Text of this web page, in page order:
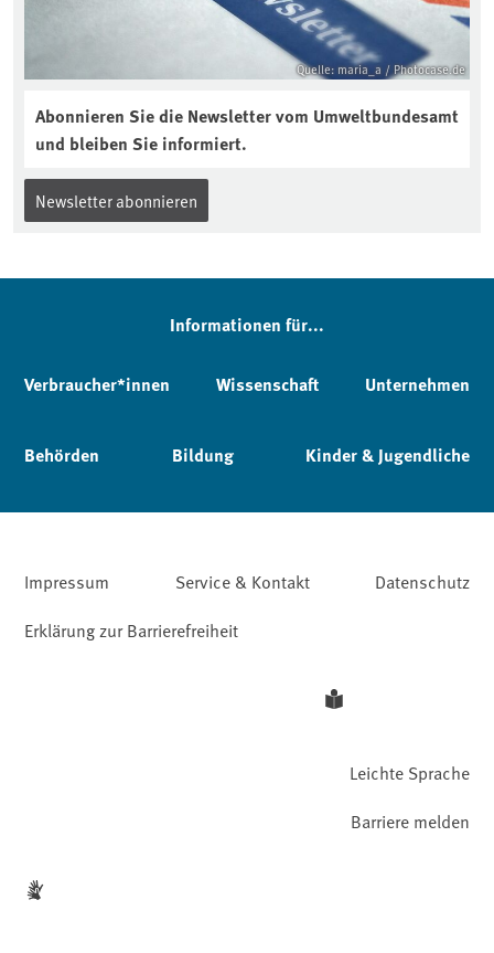
Quelle: maria_a / Photocase.de
Abonnieren Sie die Newsletter vom Umweltbundesamt
und bleiben Sie informiert.
Newsletter abonnieren
Informationen für...
Verbraucher*innen Wissenschaft Unternehmen
Behörden Bildung Kinder & Jugendliche
Impressum Service & Kontakt
Datenschutz
Erklärung zur Barrierefreiheit
Leichte Sprache
Barriere melden